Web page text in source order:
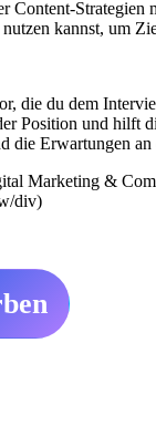
Content-Strategien
kannst, um
die du dem
Position und hilft
die Erwartungen
Marketing &
div)